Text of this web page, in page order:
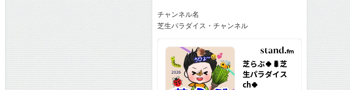
チャンネル名
芝生パラダイス・チャンネル